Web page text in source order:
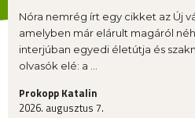
Nóra nemrég írt egy cikket az Új
amelyben már elárult magáról
interjúban egyedi életútja és
olvasók elé: a ...
Prokopp Katalin
2026. augusztus 7.